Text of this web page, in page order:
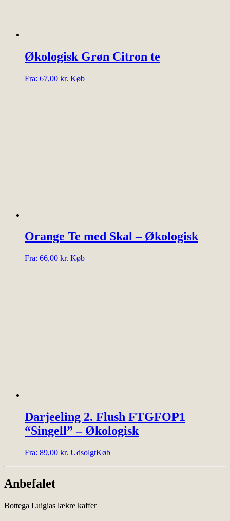
Økologisk Grøn Citron te
Fra: 67,00 kr. KøbDette
Orange Te med Skal – Økologisk
Fra: 66,00 kr. KøbDette
Darjeeling 2. Flush FTGFOP1
“Singell” – Økologisk
Fra: 89,00 kr. UdsolgtKøbDette
Anbefalet
Bottega Luigias lækre kaffer